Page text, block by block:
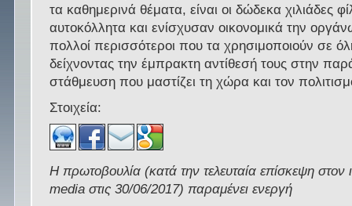
τα καθημερινά θέματα, είναι οι δώδεκα χιλιάδες
αυτοκόλλητα και ενίσχυσαν οικονομικά την
πολλοί περισσότεροι που τα χρησιμοποιούν σε
δείχνοντας την έμπρακτη αντίθεσή τους στην
στάθμευση που μαστίζει τη χώρα και τον
Στοιχεία:
Η πρωτοβουλία (κατά την τελευταία επίσκεψη
media στις 30/06/2017) παραμένει ενεργή